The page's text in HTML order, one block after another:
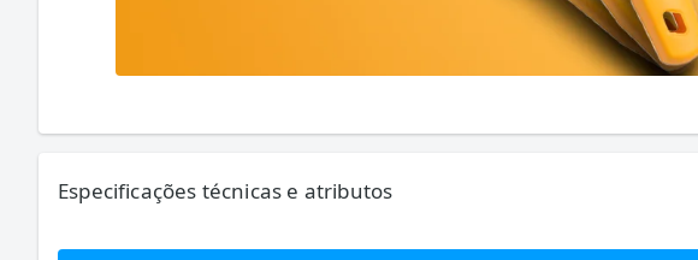
Especificações técnicas e atributos